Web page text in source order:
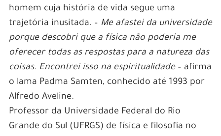
homem cuja história de vida segue uma
trajetória inusitada. – Me afastei da universidade
porque descobri que a física não poderia me
oferecer todas as respostas para a natureza das
coisas. Encontrei isso na espiritualidade – afirma
o lama Padma Samten, conhecido até 1993 por
Alfredo Aveline.
Professor da Universidade Federal do Rio
Grande do Sul (UFRGS) de física e filosofia no